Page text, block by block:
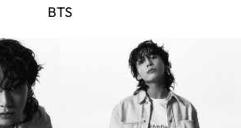
BTS